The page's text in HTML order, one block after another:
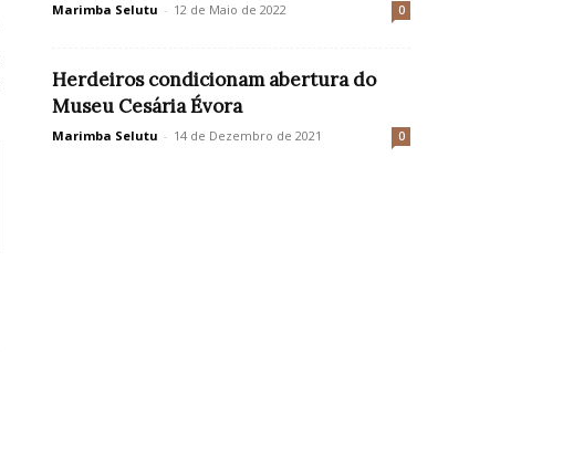
Marimba Selutu - 12 de Maio de 2022 0
Herdeiros condicionam abertura do
Museu Cesária Évora
Marimba Selutu - 14 de Dezembro de 2021 0